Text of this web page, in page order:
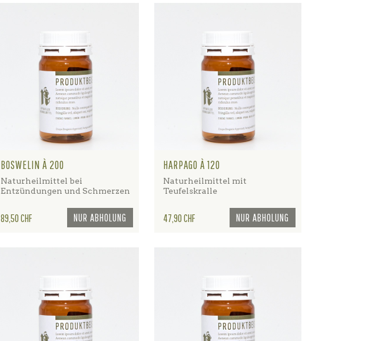
BOSWELIN À 200
Naturheilmittel bei
Entzündungen und Schmerzen
NUR ABHOLUNG
Preis
89,50 CHF
HARPAGO À 120
Naturheilmittel mit
Teufelskralle
NUR ABHOLUNG
Preis
47,90 CHF